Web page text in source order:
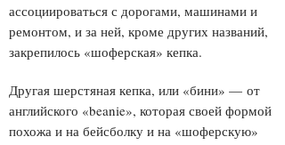
ассоциироваться с дорогами, машинами и
ремонтом, и за ней, кроме других названий,
закрепилось «шоферская» кепка.
Другая шерстяная кепка, или «бини» — от
английского «beanie», которая своей формой
похожа и на бейсболку и на «шоферскую»